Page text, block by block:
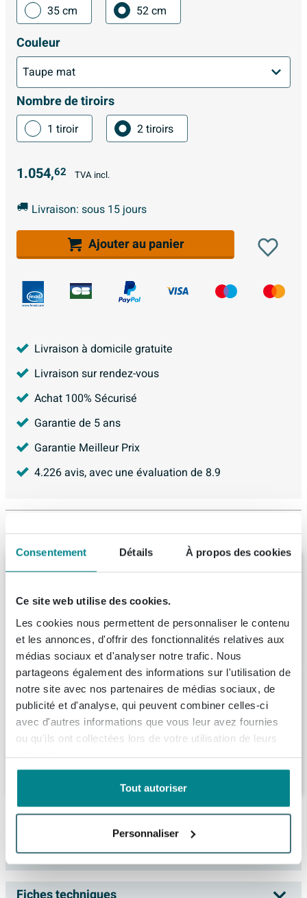
Consentement Détails À propos des cookies
Ce site web utilise des cookies.
Les cookies nous permettent de personnaliser le contenu
et les annonces, d'offrir des fonctionnalités relatives aux
médias sociaux et d'analyser notre trafic. Nous
partageons également des informations sur l'utilisation de
notre site avec nos partenaires de médias sociaux, de
publicité et d'analyse, qui peuvent combiner celles-ci
avec d'autres informations que vous leur avez fournies
ou qu'ils ont collectées lors de votre utilisation de leurs
services.
Tout autoriser
Personnaliser
35 cm 52 cm
Couleur
Nombre de tiroirs
1 tiroir 2 tiroirs
1.054,62 TVA incl.
Livraison: sous 15 jours
Ajouter au panier
Livraison à domicile gratuite
Livraison sur rendez-vous
Achat 100% Sécurisé
Garantie de 5 ans
Garantie Meilleur Prix
4.226avis, avec une évaluation de 8.9
Articles similaires
Ink meuble 2 tiroirs sans poignée laqué
Livraison:1 - 2 semaines
1.206,36
Saniclass Chacito Ensemble meuble de
salle de bains - 60x40x55cm - peu profond
- 2 tiroirs - sans poignées - vasque blanc
brillant - 1 trou de robinet - cotton mat
(beige)
1 - 2 semaines
533,99
Description
INK meuble sous-lavabo 80x45x52cm 2
tiroirs sans poignées avec finition à 45
degrés tout autour MDF laqué taupe mat
Spécifications
Numéro d'article